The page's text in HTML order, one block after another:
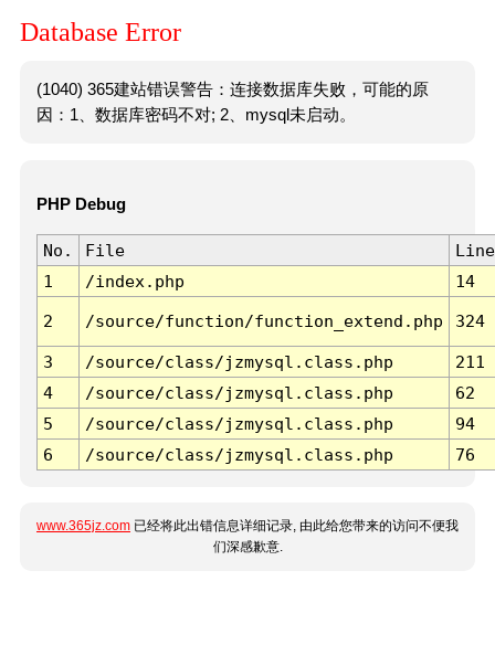
Database Error
(1040) 365建站错误警告：连接数据库失败，可能的原
因：1、数据库密码不对; 2、mysql未启动。
PHP Debug
No. File
Line
1
/index.php 14
2 /source/function/function_extend.php 324
3 /source/class/jzmysql.class.php
211
4
/source/class/jzmysql.class.php
62
5
/source/class/jzmysql.class.php
94
6
/source/class/jzmysql.class.php 76
www.365jz.com 已经将此出错信息详细记录, 由此给您带来的访问不便我
们深感歉意.